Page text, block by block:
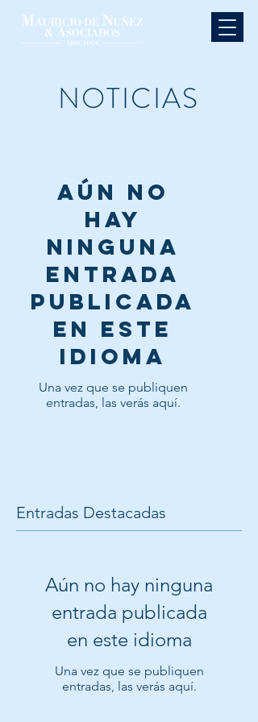
NOTICIAS
Entradas Destacadas
Aún no
hay
ninguna
entrada
publicada
en este
idioma
Una vez que se publiquen
entradas, las verás aquí.
Aún no hay ninguna
entrada publicada
en este idioma
Una vez que se publiquen
entradas, las verás aquí.